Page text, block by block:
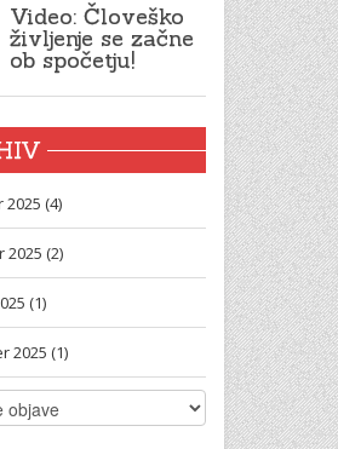
Video: Človeško
življenje se začne
ob spočetju!
(4)
(2)
(1)
2025 (1)